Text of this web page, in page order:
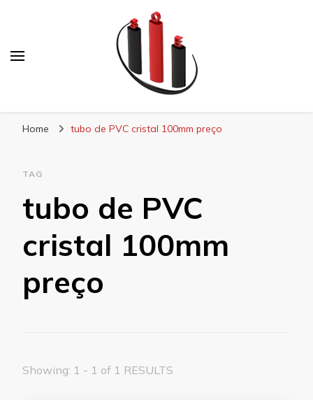
Home tubo de PVC cristal 100mm preço
TAG
tubo de PVC
cristal 100mm
preço
Showing: 1 - 1 of 1 RESULTS